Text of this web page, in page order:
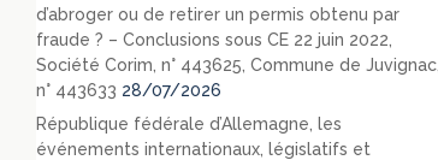
d’abroger ou de retirer un permis obtenu par
fraude ? – Conclusions sous CE 22 juin 2022,
Société Corim, n° 443625, Commune de Juvignac,
n° 443633 28/07/2026
République fédérale d’Allemagne, les
événements internationaux, législatifs et